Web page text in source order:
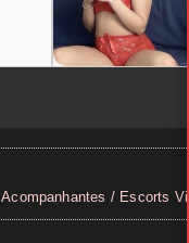
Acompanhantes / Escorts